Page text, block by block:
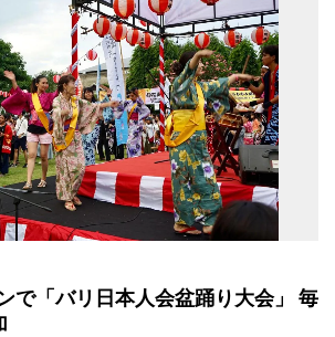
で「バリ日本人会盆踊り大会」 毎